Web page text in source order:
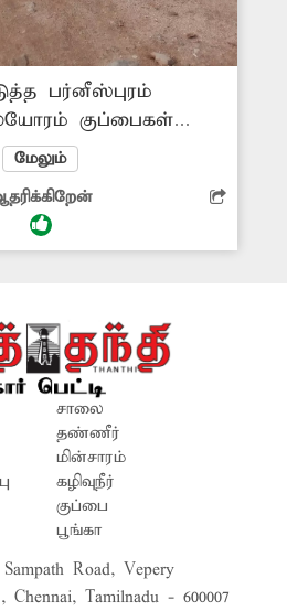
பர்னீஸ்புரம்
குப்பைகள்
அப்பகுதியில் சாலை
சிலர்
மூட்டை
கொட்டுவதை
குப்பை கொட்டாதீர்
பலகையை வைக்க
-பி. துரை, செங்குட்டை.
மேலும்
சாலை
தண்ணீர்
மின்சாரம்
கழிவுநீர்
குப்பை
பூங்கா
Road, Vepery
Chennai, Tamilnadu - 600007